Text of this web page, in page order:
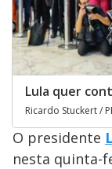
Lula quer
Ricardo Stuckert /
O presidente
nesta quinta-